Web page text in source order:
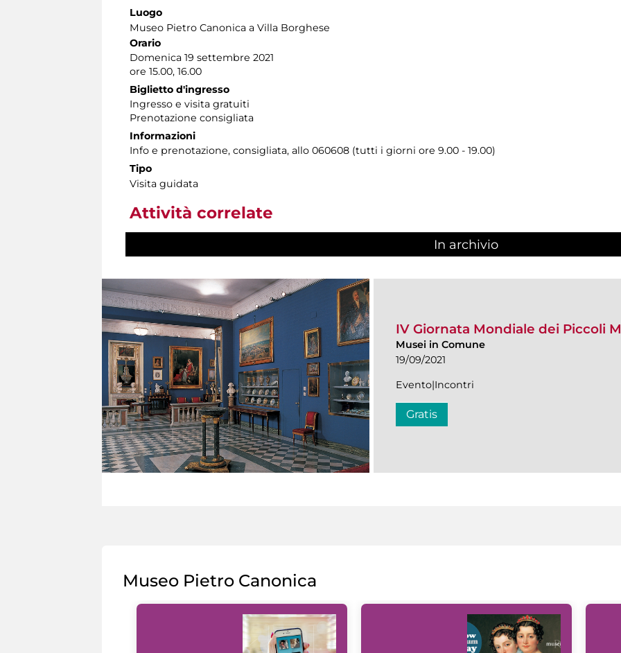
Luogo
Museo Pietro Canonica a Villa Borghese
Orario
Domenica 19 settembre 2021
ore 15.00, 16.00
Biglietto d'ingresso
Ingresso e visita gratuiti
Prenotazione consigliata
Informazioni
Info e prenotazione, consigliata, allo 060608 (tutti i giorni ore 9.00 - 19.00)
Tipo
Visita guidata
Attività correlate
In archivio
IV Giornata Mondiale dei Piccoli
Musei in Comune
19/09/2021
Evento|Incontri
Gratis
Museo Pietro Canonica